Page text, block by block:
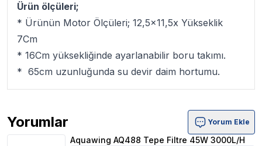
Ürün ölçüleri;
* Ürünün Motor Ölçüleri; 12,5x11,5x Yükseklik
7Cm
* 16Cm yüksekliğinde ayarlanabilir boru takımı.
* 65cm uzunluğunda su devir daim hortumu.
Yorumlar
Aquawing AQ488 Tepe Filtre 45W 3000L/H Ürün
Yorum Ekle
Aquawing AQ488 Tepe Filtre 45W 3000L/H